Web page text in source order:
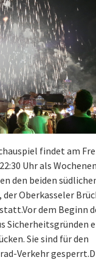
findet am
Uhr als
den beiden
Oberkasseler
dem Beginn
Sicherheitsgründen
Sie sind für den
Verkehr